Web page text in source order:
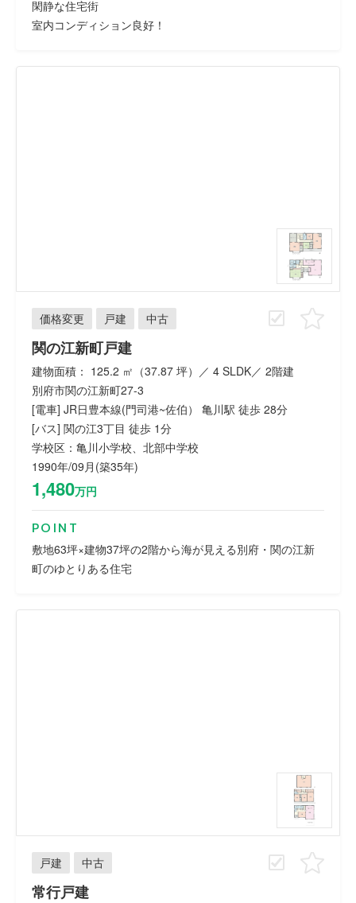
閑静な住宅街
室内コンディション良好！
価格変更 戸建 中古
関の江新町戸建
建物面積： 125.2 ㎡（37.87 坪）／ 4 SLDK／ 2階建
別府市関の江新町27-3
[電車] JR日豊本線(門司港~佐伯） 亀川駅 徒歩 28分
[バス] 関の江3丁目 徒歩 1分
学校区：亀川小学校、北部中学校
1990年/09月(築35年)
1,480万円
POINT
敷地63坪×建物37坪の2階から海が見える別府・関の江新
町のゆとりある住宅
戸建 中古
常行戸建